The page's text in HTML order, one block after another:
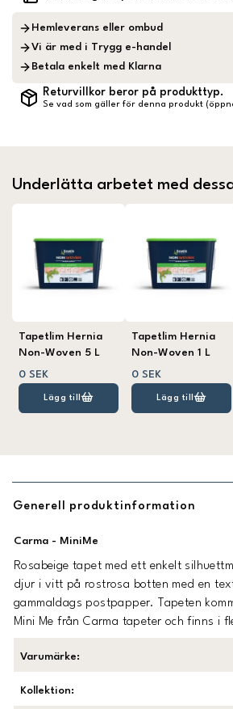
Hemleverans eller ombud
Vi är med i Trygg e-handel
Betala enkelt med Klarna
Returvillkor beror på produkttyp.
Se vad som gäller för denna produkt
Underlätta arbetet med
Tapetlim Hernia
Non-Woven 5 L
0 SEK
Lägg till
Tapetlim Hernia
Non-Woven 1 L
0 SEK
Lägg till
Generell produktinformation
Carma - MiniMe
Rosabeige tapet med ett enkelt
djur i vitt på rostrosa botten med en
gammaldags postpapper. Tapeten
Mini Me från Carma tapeter och finns i
Varumärke:
Kollektion: